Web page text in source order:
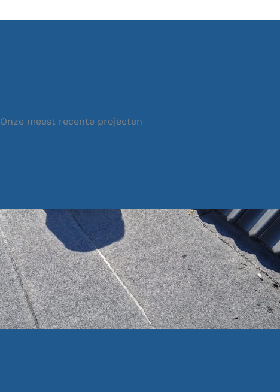
Onze meest recente projecten